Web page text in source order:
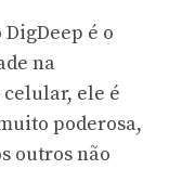
é o
na
ele é
poderosa,
outros não